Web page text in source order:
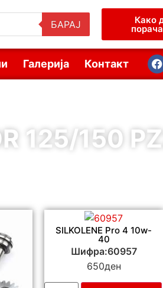
БАРАЈ Како
Галерија Контакт
125/150
SILKOLENE Pro 4 10w-
40
Шифра:60957
650ден